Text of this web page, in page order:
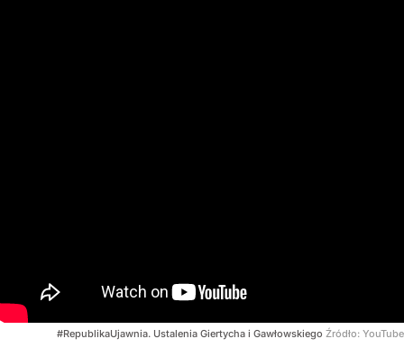
#RepublikaUjawnia. Ustalenia Giertycha i Gawłowskiego Źródło: YouTube